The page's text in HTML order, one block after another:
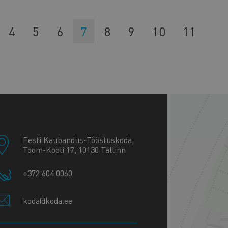
Lehekülg
4 Lehekülg
5 Lehekülg
6
Eesolev
7 Lehekülg
8 Lehekülg
9 Lehekülg
10
11
Eesti Kaubandus-Tööstuskoda,
Toom-Kooli 17, 10130 Tallinn
+372 604 0060
koda@koda.ee